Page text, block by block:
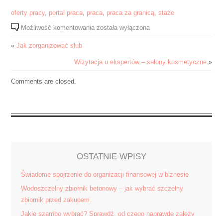
oferty pracy, portal praca, praca, praca za granicą,staże
Możliwość komentowaniaPraca
została wyłączona
«Jak zorganizować słub
Wizytacja u ekspertów – salony kosmetyczne»
Comments are closed.
OSTATNIE WPISY
Świadome spojrzenie do organizacji finansowej w biznesie
Wodoszczelny zbiornik betonowy – jak wybrać szczelny
zbiornik przed zakupem
Jakie szambo wybrać? Sprawdź, od czego naprawdę zależy